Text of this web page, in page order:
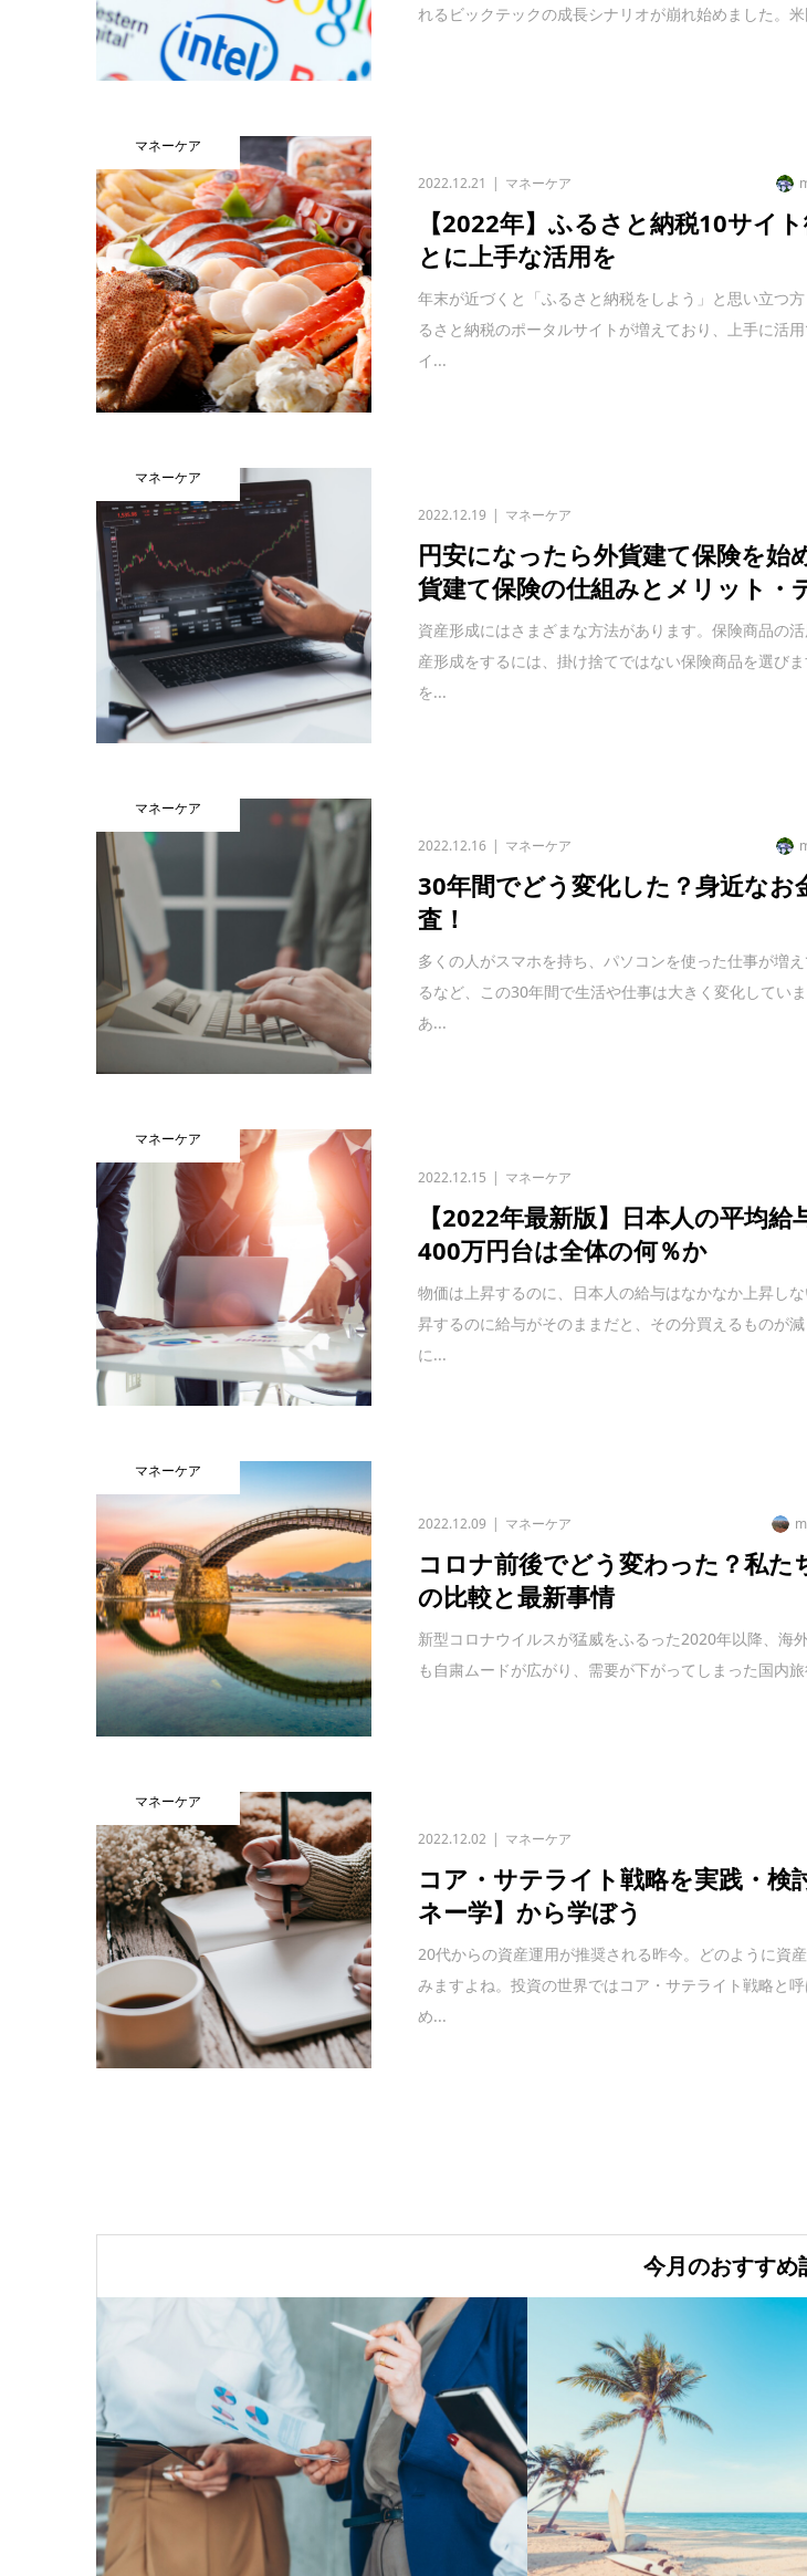
れるビックテックの成長シナリオが崩れ始めました。
マネーケア
2022.12.21 マネーケア
【2022年】ふるさと納税10サイ
とに上手な活用を
年末が近づくと「ふるさと納税をしよう」と思い立つ
るさと納税のポータルサイトが増えており、上手に活
イ...
マネーケア
2022.12.19 マネーケア
円安になったら外貨建て保険を始
貨建て保険の仕組みとメリット・
資産形成にはさまざまな方法があります。保険商品の
産形成をするには、掛け捨てではない保険商品を選び
を...
マネーケア
2022.12.16 マネーケア
30年間でどう変化した？身近なお
査！
多くの人がスマホを持ち、パソコンを使った仕事が増
るなど、この30年間で生活や仕事は大きく変化してい
あ...
マネーケア
2022.12.15 マネーケア
【2022年最新版】日本人の平均
400万円台は全体の何％か
物価は上昇するのに、日本人の給与はなかなか上昇し
昇するのに給与がそのままだと、その分買えるものが
に...
マネーケア
2022.12.09 マネーケア
コロナ前後でどう変わった？私た
の比較と最新事情
新型コロナウイルスが猛威をふるった2020年以降、海
も自粛ムードが広がり、需要が下がってしまった国内
マネーケア
2022.12.02 マネーケア
コア・サテライト戦略を実践・検
ネー学】から学ぼう
20代からの資産運用が推奨される昨今。どのように資
みますよね。投資の世界ではコア・サテライト戦略と
め...
今月のおすすめ